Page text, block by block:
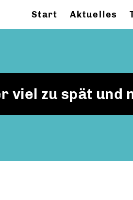
Start Aktuelles
viel zu spät und